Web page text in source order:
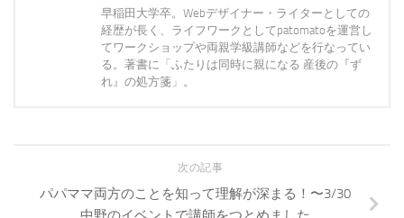
早稲田大学卒。Webデザイナー・ライターとしての
経歴が長く、ライフワークとしてpatomatoを運営し
てワークショップや両親学級講師などを行なってい
る。著書に「ふたりは同時に親になる 産後の『ず
れ』の処方箋」。
次の記事
パパママ両方のことを知って理解が深まる！〜3/30